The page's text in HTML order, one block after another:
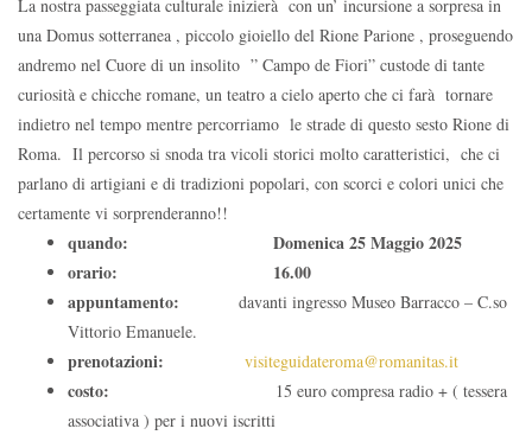
La nostra passeggiata culturale inizierà con un’ incursione a sorpresa in
una Domus sotterranea , piccolo gioiello del Rione Parione , proseguendo
andremo nel Cuore di un insolito ” Campo de Fiori” custode di tante
curiosità e chicche romane, un teatro a cielo aperto che ci farà tornare
indietro nel tempo mentre percorriamo le strade di questo sesto Rione di
Roma. Il percorso si snoda tra vicoli storici molto caratteristici, che ci
parlano di artigiani e di tradizioni popolari, con scorci e colori unici che
certamente vi sorprenderanno!!
quando:
Domenica 25 Maggio 2025
orario:
16.00
appuntamento: davanti ingresso Museo Barracco – C.so
Vittorio Emanuele.
prenotazioni: visiteguidateroma@romanitas.it
costo: 15 euro compresa radio + ( tessera
associativa ) per i nuovi iscritti